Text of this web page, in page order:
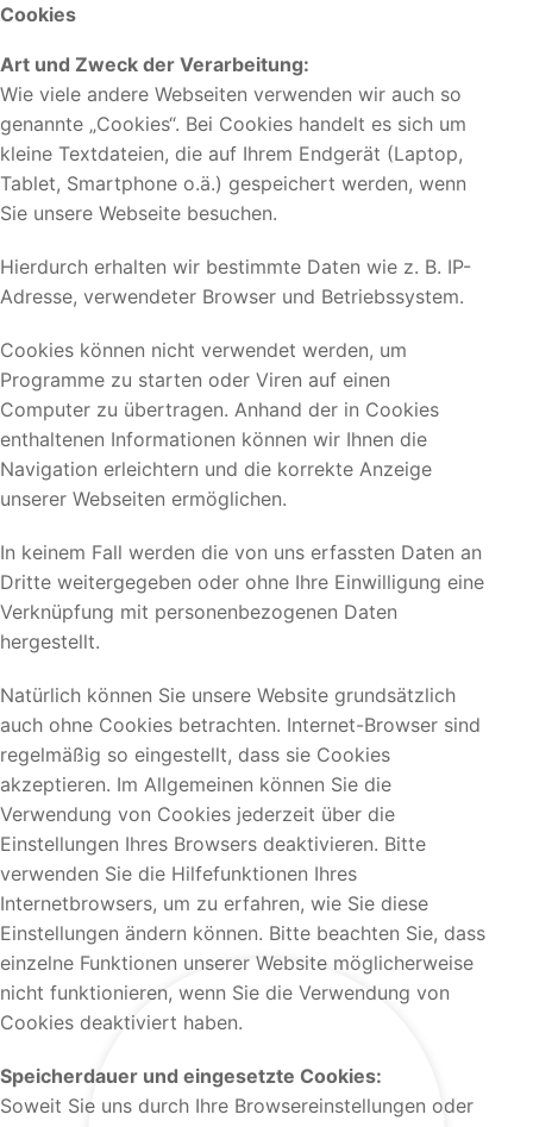
Cookies
Art und Zweck der Verarbeitung:
Wie viele andere Webseiten verwenden wir auch so
genannte „Cookies“. Bei Cookies handelt es sich um
kleine Textdateien, die auf Ihrem Endgerät (Laptop,
Tablet, Smartphone o.ä.) gespeichert werden, wenn
Sie unsere Webseite besuchen.
Hierdurch erhalten wir bestimmte Daten wie z. B. IP-
Adresse, verwendeter Browser und Betriebssystem.
Cookies können nicht verwendet werden, um
Programme zu starten oder Viren auf einen
Computer zu übertragen. Anhand der in Cookies
enthaltenen Informationen können wir Ihnen die
Navigation erleichtern und die korrekte Anzeige
unserer Webseiten ermöglichen.
In keinem Fall werden die von uns erfassten Daten an
Dritte weitergegeben oder ohne Ihre Einwilligung eine
Verknüpfung mit personenbezogenen Daten
hergestellt.
Natürlich können Sie unsere Website grundsätzlich
auch ohne Cookies betrachten. Internet-Browser sind
regelmäßig so eingestellt, dass sie Cookies
akzeptieren. Im Allgemeinen können Sie die
Verwendung von Cookies jederzeit über die
Einstellungen Ihres Browsers deaktivieren. Bitte
verwenden Sie die Hilfefunktionen Ihres
Internetbrowsers, um zu erfahren, wie Sie diese
Einstellungen ändern können. Bitte beachten Sie, dass
einzelne Funktionen unserer Website möglicherweise
nicht funktionieren, wenn Sie die Verwendung von
Cookies deaktiviert haben.
Speicherdauer und eingesetzte Cookies:
Soweit Sie uns durch Ihre Browsereinstellungen oder